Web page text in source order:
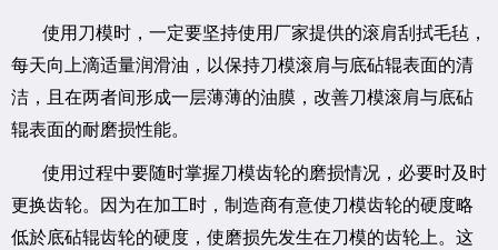
使用刀模时，一定要坚持使用厂家提供的滚肩刮拭毛毡，
每天向上滴适量润滑油，以保持刀模滚肩与底砧辊表面的清
洁，且在两者间形成一层薄薄的油膜，改善刀模滚肩与底砧
辊表面的耐磨损性能。
使用过程中要随时掌握刀模齿轮的磨损情况，必要时及时
更换齿轮。因为在加工时，制造商有意使刀模齿轮的硬度略
低於底砧辊齿轮的硬度，使磨损先发生在刀模的齿轮上。这